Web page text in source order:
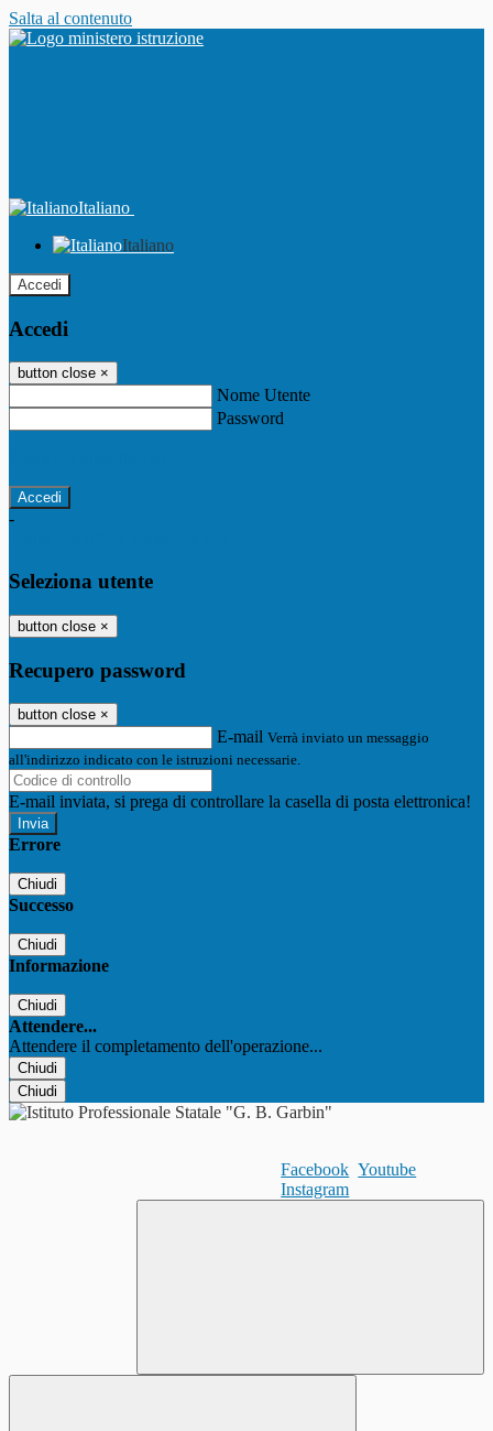
Salta al contenuto
Italiano
Italiano
Accedi
Accedi
button close ×
Nome Utente
Password
-
Seleziona utente
button close ×
Recupero password
button close ×
E-mail Verrà inviato un messaggio
all'indirizzo indicato con le istruzioni necessarie.
E-mail inviata, si prega di controllare la casella di posta elettronica!
Errore
Chiudi
Successo
Chiudi
Informazione
Chiudi
Attendere...
Attendere il completamento dell'operazione...
Chiudi
Chiudi
Facebook Youtube
Instagram